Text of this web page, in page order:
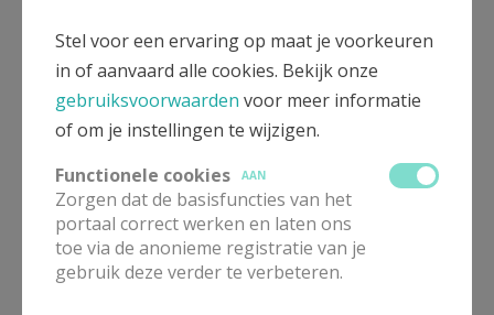
Solidariteit volgens: bisschop Lode
Van Hecke
Stel voor een ervaring op maat je voorkeuren
in of aanvaard alle cookies. Bekijk onze
gebruiksvoorwaarden voor meer informatie
of om je instellingen te wijzigen.
Functionele cookies
AAN
Zorgen dat de basisfuncties van het
portaal correct werken en laten ons
toe via de anonieme registratie van je
gebruik deze verder te verbeteren.